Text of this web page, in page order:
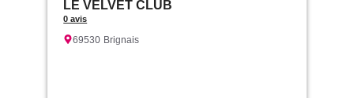
LE VELVET CLUB
0 avis
69530 Brignais